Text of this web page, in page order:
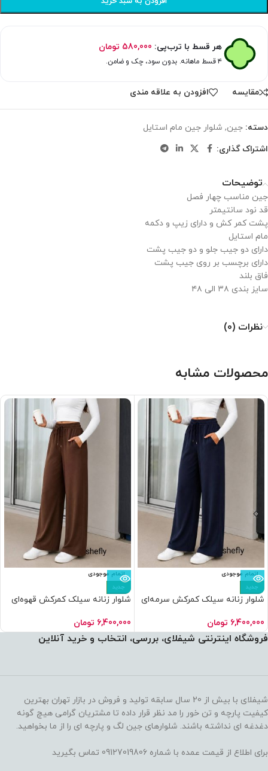
هر قسط با ترب‌پی: 580,000 تومان
۴ قسط ماهانه. بدون سود، چک و ضامن.
مقایسه افزودن به علاقه مندی
دسته: جین, شلوار جین مام استایل
اشتراک گذاری:
توضیحات
جین مناسب چهار فصل
قد نود سانتیمتر
پشت کمر کش و دارای زیپ و دکمه
مام استایل
دارای دو جیب جلو و دو جیب پشت
دارای برچسب بر روی جیب پشت
فاق بلند
سایز بندی ۳۸ الی ۴۸
نظرات (0)
محصولات مشابه
اتمام موجودی
جدید
شلوار زنانه سیلک کمرکش سرمه‌ای
6,400,000 تومان
اتمام موجودی
جدید
شلوار زنانه سیلک کمرکش قهوه‌ای
6,400,000 تومان
هر قسط 475,000 تومان • خرید قسطی با ترب‌پی بدون با ترب‌پی بدون کارمزد
فروشگاه اینترنتی شیفلای، بررسی، انتخاب و خرید آنلاین
شیفلای با بیش از 20 سال سابقه تولید و فروش در بازار تهران بهترین
کیفیت پارچه و تن خور را مد نظر قرار داده تا مشتریان گرامی هیچ گونه
دغدغه ای نداشته باشند. شلوارهای جین لگ و پارچه ای را از ما بخواهید.
برای اطلاع از قیمت عمده با شماره 09127019806 تماس بگیرید